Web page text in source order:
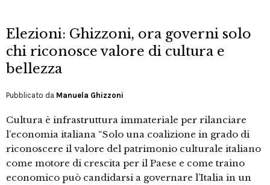
Elezioni: Ghizzoni, ora governi solo
chi riconosce valore di cultura e
bellezza
Pubblicato da Manuela Ghizzoni
Cultura è infrastruttura immateriale per rilanciare
l’economia italiana “Solo una coalizione in grado di
riconoscere il valore del patrimonio culturale italiano
come motore di crescita per il Paese e come traino
economico può candidarsi a governare l’Italia in un